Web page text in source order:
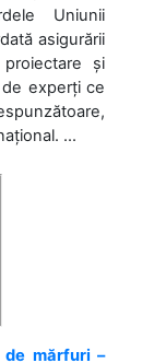
Uniunii
asigurării
și
experți ce
...
mărfuri –